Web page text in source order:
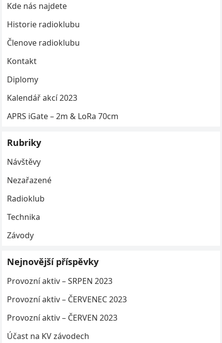
Kde nás najdete
Historie radioklubu
Členove radioklubu
Kontakt
Diplomy
Kalendář akcí 2023
APRS iGate – 2m & LoRa 70cm
Rubriky
Návštěvy
Nezařazené
Radioklub
Technika
Závody
Nejnovější příspěvky
Provozní aktiv – SRPEN 2023
Provozní aktiv – ČERVENEC 2023
Provozní aktiv – ČERVEN 2023
Účast na KV závodech